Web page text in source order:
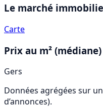
Le marché
Carte
Prix au m² (médiane)
Gers
Données agrégées sur
d’annonces).